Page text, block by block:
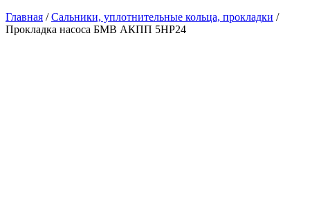
Главная /Сальники, уплотнительные кольца, прокладки /
Прокладка насоса БМВ АКПП 5HP24